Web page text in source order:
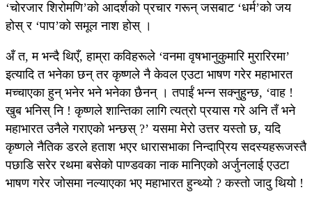
‘चोरजार शिरोमणि’को आदर्शको प्रचार गरून् जसबाट ‘धर्म’को जय
होस् र ‘पाप’को समूल नाश होस् ।
अँ त, म भन्दै थिएँ, हाम्रा कविहरूले ‘वनमा वृषभानुकुमारि मुरारिरमा’
इत्यादि त भनेका छन् तर कृष्णले नै केवल एउटा भाषण गरेर महाभारत
मच्चाएका हुन् भनेर भने भनेका छैनन् । तपाईं भन्न सक्नुहुन्छ, ‘वाह !
खुब भनिस् नि ! कृष्णले शान्तिका लागि त्यत्रो प्रयास गरे अनि तँ भने
महाभारत उनैले गराएको भन्छस् ?’ यसमा मेरो उत्तर यस्तो छ, यदि
कृष्णले नैतिक डरले हताश भएर धारासभाका निन्दाप्रिय सदस्यहरूजस्तै
पछाडि सरेर रथमा बसेको पाण्डवका नाक मानिएको अर्जुनलाई एउटा
भाषण गरेर जोसमा नल्याएका भए महाभारत हुन्थ्यो ? कस्तो जादु थियो !